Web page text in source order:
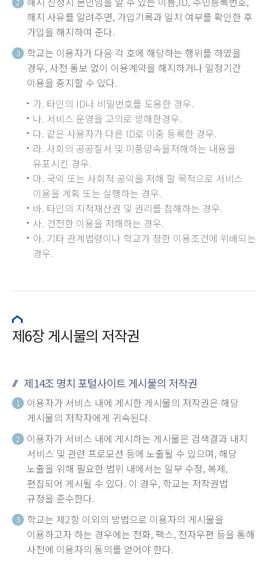
2
해지 사유를 알려주면, 가입기록과 일치 여부를 확인한 후
가입을 해지하여 준다.
3
학교는 이용자가 다음 각 호에 해당하는 행위를 하였을
경우, 사전 통보 없이 이용계약을 해지하거나 일정기간
이용을 중지할 수 있다.
가. 타인의 ID나 비밀번호를 도용한 경우.
나. 서비스 운영을 고의로 방해한경우.
다. 같은 사용자가 다른 ID로 이중 등록한 경우.
라. 사회의 공공질서 및 미풍양속을저해하는 내용을
유포시킨 경우.
마. 국익 또는 사회적 공익을 저해 할 목적으로 서비스
이용을 계획 또는 실행하는 경우.
바. 타인의 지적재산권 및 권리를 침해하는 경우.
사. 건전한 이용을 저해하는 경우.
아. 기타 관계법령이나 학교가 정한 이용조건에 위배되는
경우.
제6장 게시물의 저작권
제14조 명치 포털사이트 게시물의 저작권
1
이용자가 서비스 내에 게시한 게시물의 저작권은 해당
게시물의 저작자에게 귀속된다.
2
이용자가 서비스 내에 게시하는 게시물은 검색결과 내지
서비스 및 관련 프로모션 등에 노출될 수 있으며, 해당
노출을 위해 필요한 범위 내에서는 일부 수정, 복제,
편집되어 게시될 수 있다. 이 경우, 학교는 저작권법
규정을 준수한다.
3
학교는 제2항 이외의 방법으로 이용자의 게시물을
이용하고자 하는 경우에는 전화, 팩스, 전자우편 등을 통해
사전에 이용자의 동의를 얻어야 한다.